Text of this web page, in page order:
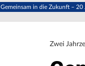
Gemeinsam in die Zukunft – 20
Zwei